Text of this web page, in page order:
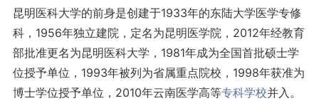
昆明医科大学的前身是创建于1933年的东陆大学医学专修
科，1956年独立建院，定名为昆明医学院，2012年经教育
部批准更名为昆明医科大学，1981年成为全国首批硕士学
位授予单位，1993年被列为省属重点院校，1998年获准为
博士学位授予单位，2010年云南医学高等专科学校并入。